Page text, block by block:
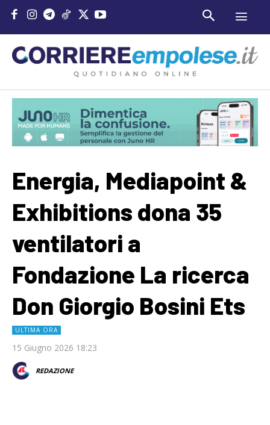
Energia, Mediapoint &
Exhibitions dona 35
ventilatori a
Fondazione La ricerca
Don Giorgio Bosini Ets
ULTIMA ORA
15 Giugno 2026 18:23
REDAZIONE